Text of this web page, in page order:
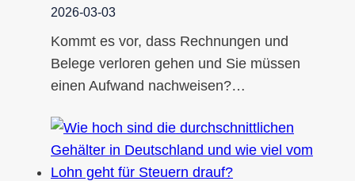
2026-03-03
Kommt es vor, dass Rechnungen und
Belege verloren gehen und Sie müssen
einen Aufwand nachweisen?…